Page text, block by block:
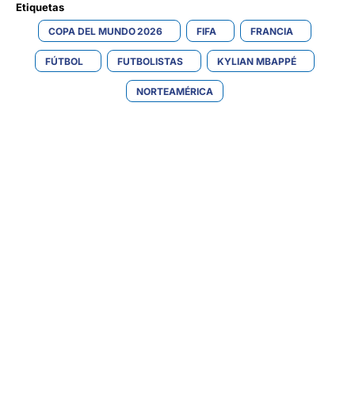
Etiquetas
COPA DEL MUNDO 2026 FIFA FRANCIA
FÚTBOL FUTBOLISTAS KYLIAN MBAPPÉ
NORTEAMÉRICA